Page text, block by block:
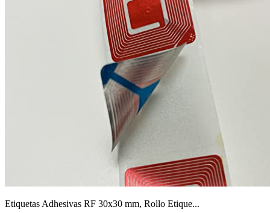
Etiquetas Adhesivas RF 30x30 mm, Rollo Etique...